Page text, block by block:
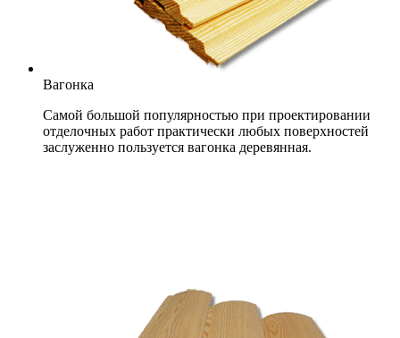
Вагонка
Самой большой популярностью при проектировании
отделочных работ практически любых поверхностей
заслуженно пользуется вагонка деревянная.